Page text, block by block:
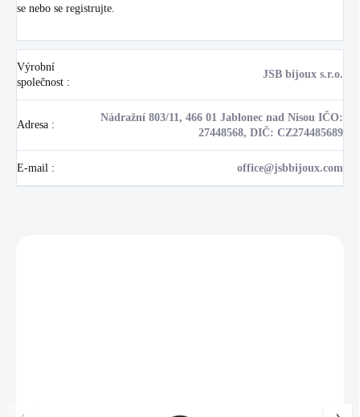
se nebo se registrujte
Výrobní
společnost :
JSB bijoux s.r.o.
Adresa :
Nádražní 803/11, 466 01 Jablonec nad Nisou IČO:
27448568, DIČ: CZ274485689
E-mail : office@jsbbijoux.com